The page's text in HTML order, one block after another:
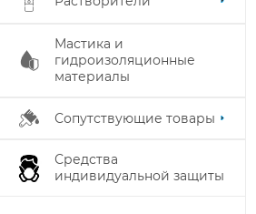
Мастика и
гидроизоляционные
материалы
Сопутствующие товары
Средства
индивидуальной защиты